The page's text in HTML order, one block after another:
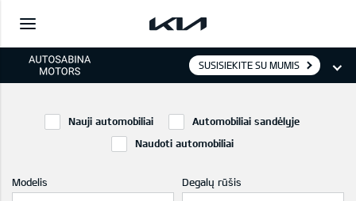
SUSISIEKITE SU MUMIS
Nauji automobiliai
Automobiliai sandėlyje
Naudoti automobiliai
Modelis Degalų rūšis